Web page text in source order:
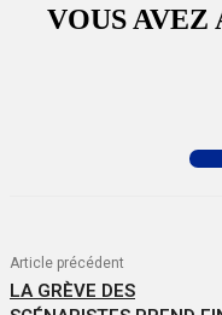
VOUS AVEZ
Article précédent
LA GRÈVE DES